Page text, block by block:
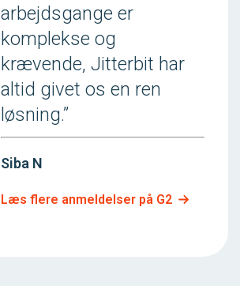
arbejdsgange er
komplekse og
krævende, Jitterbit har
altid givet os en ren
løsning.”
Siba N
Læs flere anmeldelser på G2